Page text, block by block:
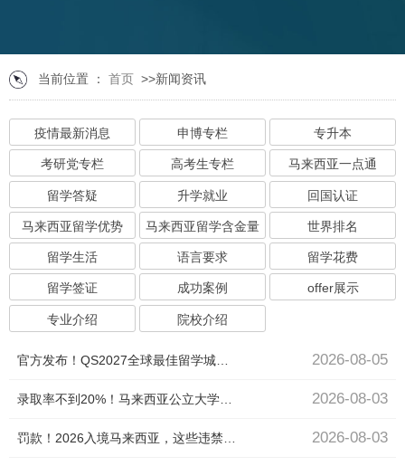
当前位置 ： 首页 >>新闻资讯
疫情最新消息 申博专栏 专升本
考研党专栏 高考生专栏 马来西亚一点通
留学答疑 升学就业 回国认证
马来西亚留学优势 马来西亚留学含金量 世界排名
留学生活 语言要求 留学花费
留学签证 成功案例 offer展示
专业介绍 院校介绍
官方发布！QS2027全球最佳留学城市排名，吉隆坡全球第15名！ 2026-08-05
录取率不到20%！马来西亚公立大学到底有多难进？ 2026-08-03
2026-08-03